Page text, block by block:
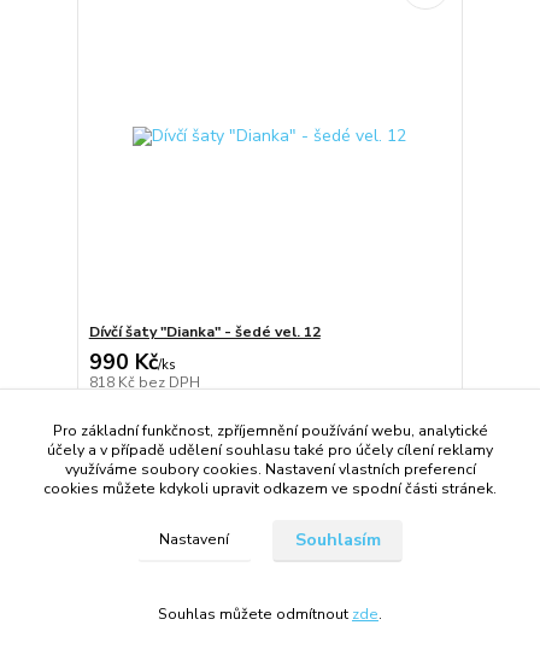
Dívčí šaty "Dianka" - šedé vel. 12
990 Kč/ks
818 Kč bez DPH
Přidat do košíku
Pro základní funkčnost, zpříjemnění používání webu, analytické
účely a v případě udělení souhlasu také pro účely cílení reklamy
využíváme soubory cookies. Nastavení vlastních preferencí
cookies můžete kdykoli upravit odkazem ve spodní části stránek.
Nastavení Souhlasím
Souhlas můžete odmítnout zde.